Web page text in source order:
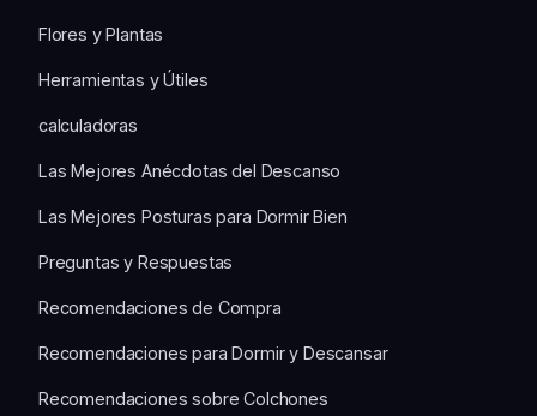
Flores y Plantas
Herramientas y Útiles
calculadoras
Las Mejores Anécdotas del Descanso
Las Mejores Posturas para Dormir Bien
Preguntas y Respuestas
Recomendaciones de Compra
Recomendaciones para Dormir y Descansar
Recomendaciones sobre Colchones